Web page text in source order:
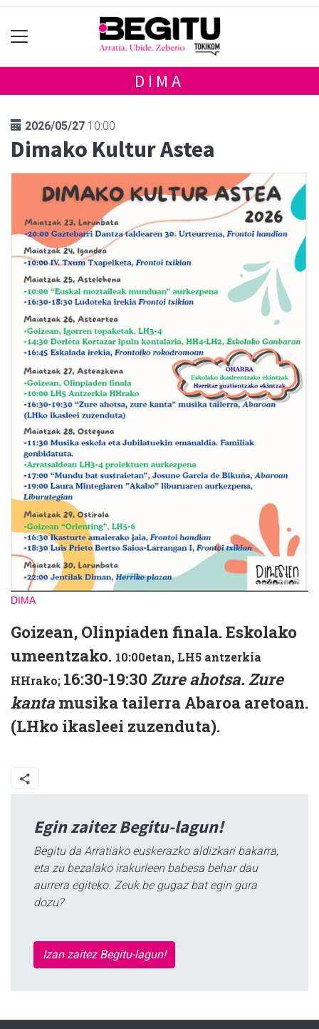
DIMA
2026/05/27 10:00
Dimako Kultur Astea
DIMA
Goizean, Olinpiaden finala. Eskolako
umeentzako. 10:00etan, LH5 antzerkia
HHrako; 16:30-19:30 Zure ahotsa. Zure
kanta musika tailerra Abaroa aretoan.
(LHko ikasleei zuzenduta).
Egin zaitez Begitu-lagun!
Begitu da Arratiako euskerazko aldizkari bakarra,
eta zu bezalako irakurleen babesa behar dau
aurrera egiteko. Zeuk be gugaz bat egin gura
dozu?
Izan zaitez Begitu-lagun!